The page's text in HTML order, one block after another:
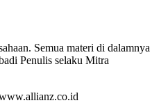
Semua materi di dalamnya
Penulis selaku Mitra